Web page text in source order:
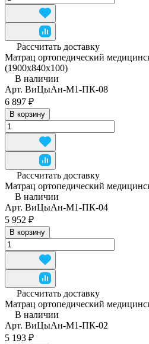
Рассчитать доставку
Матрац ортопедический
(1900x840x100)
В наличии
Арт. ВиЦыАн-М1-ПК-08
6 897 ₽
В корзину
Рассчитать доставку
Матрац ортопедический
В наличии
Арт. ВиЦыАн-М1-ПК-04
5 952 ₽
В корзину
Рассчитать доставку
Матрац ортопедический
В наличии
Арт. ВиЦыАн-М1-ПК-02
5 193 ₽